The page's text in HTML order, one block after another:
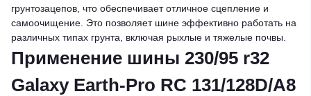
грунтозацепов, что обеспечивает отличное сцепление и
самоочищение. Это позволяет шине эффективно работать на
различных типах грунта, включая рыхлые и тяжелые почвы.
Применение шины 230/95 r32
Galaxy Earth-Pro RC 131/128D/A8